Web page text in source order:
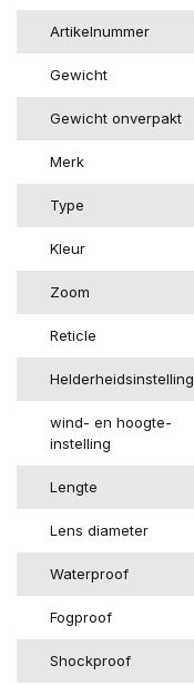
Artikelnummer
Gewicht
Gewicht onverpakt
Merk
Type
Kleur
Zoom
Reticle
Helderheidsinstelling
wind- en hoogte-
instelling
Lengte
Lens diameter
Waterproof
Fogproof
Shockproof